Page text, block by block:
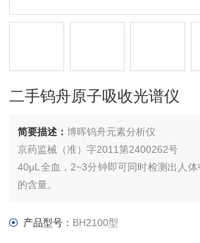
二手钨舟原子吸收光谱仪
简要描述：博晖钨舟元素分析仪
京药监械（准）字2011第2400262号
40μL全血，2~3分钟即可同时检测出人
的含量。
态自由原子，从而吸收由空心阴极灯发
产品型号： BH2100型